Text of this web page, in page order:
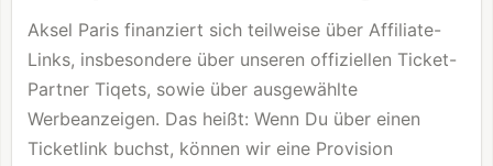
Aksel Paris finanziert sich teilweise über Affiliate-
Links, insbesondere über unseren offiziellen Ticket-
Partner Tiqets, sowie über ausgewählte
Werbeanzeigen. Das heißt: Wenn Du über einen
Ticketlink buchst, können wir eine Provision